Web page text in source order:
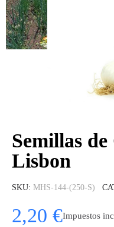
Semillas
Lisbon
SKU MHS-144-(250-S)
2,20 €Impuestos